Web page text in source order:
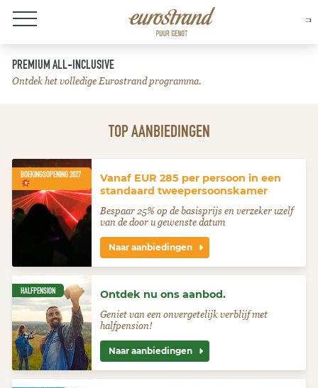
Over Eurostrand
PREMIUM ALL-INCLUSIVE
Ontdek het volledige Eurostrand programma.
TOP AANBIEDINGEN
BOEKINGSOPENING 2027
Vanaf EUR 285 per persoon in een
standaard tweepersoonskamer
Bespaar 25% op de basisprijs en verzeker uzelf
van de door u gewenste datum
Naar aanbiedingen
HALFPENSION Ontdek nu ons aanbod.
Geniet van een onvergetelijk verblijf met
halfpension!
Naar aanbiedingen